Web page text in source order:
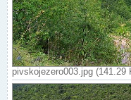
pivskojezero003.jpg (141.29